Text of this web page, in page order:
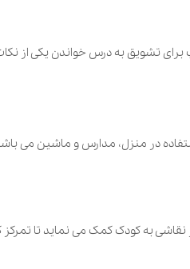
‌درس ‌خواندن ‌یکی ‌از ‌نکات ‌مهم ‌به
‌مدارس ‌و ‌ماشین ‌می ‌باشد‌. این ‌تبلت
کمک می نماید تا تمرکز کرده و هم